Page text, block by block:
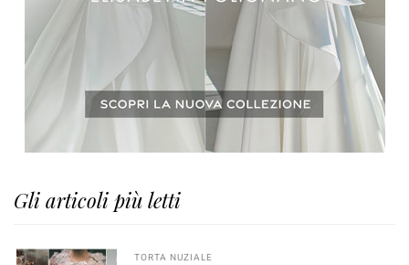
Gli articoli più letti
TORTA NUZIALE